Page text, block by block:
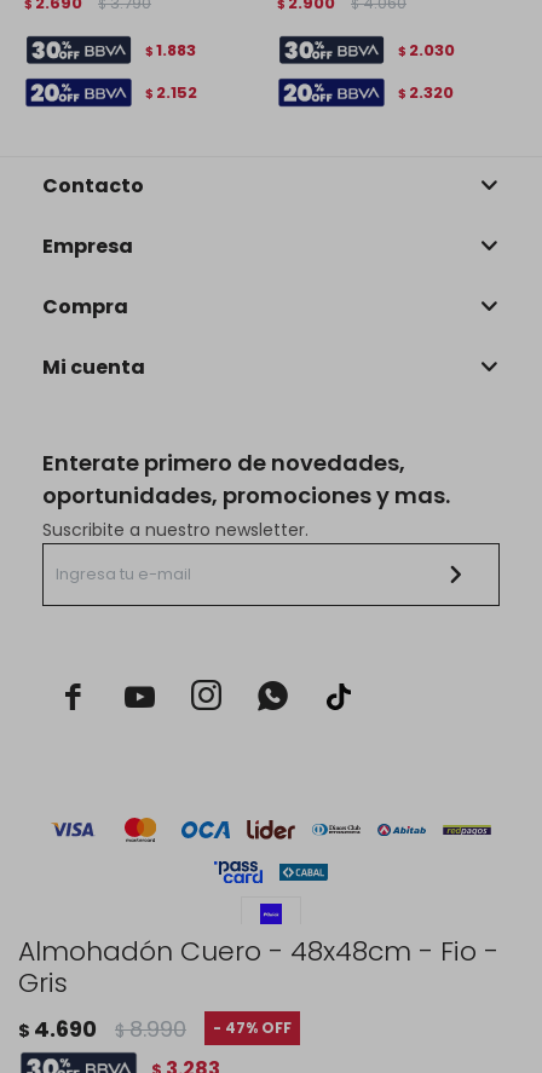
Almohadón Cuero - 48x48cm - Fio -
Gris
$ 4.690 $ 8.990 47
$ $
$ 1.883
$ 2.152
$ $
$ 2.030
$ 2.320
Enterate primero de novedades,
oportunidades, promociones y mas.
Suscribite a nuestro newsletter.
  
Contacto
Empresa
Compra
Mi cuenta
© Copyright 2026 / Rustico Hogar